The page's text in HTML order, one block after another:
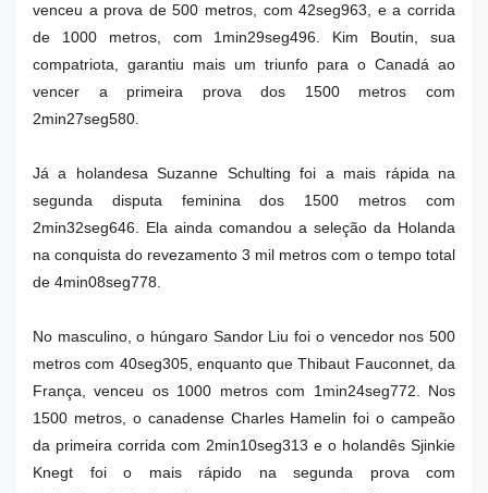
venceu a prova de 500 metros, com 42seg963, e a corrida
de 1000 metros, com 1min29seg496. Kim Boutin, sua
compatriota, garantiu mais um triunfo para o Canadá ao
vencer a primeira prova dos 1500 metros com
2min27seg580.
Já a holandesa Suzanne Schulting foi a mais rápida na
segunda disputa feminina dos 1500 metros com
2min32seg646. Ela ainda comandou a seleção da Holanda
na conquista do revezamento 3 mil metros com o tempo total
de 4min08seg778.
No masculino, o húngaro Sandor Liu foi o vencedor nos 500
metros com 40seg305, enquanto que Thibaut Fauconnet, da
França, venceu os 1000 metros com 1min24seg772. Nos
1500 metros, o canadense Charles Hamelin foi o campeão
da primeira corrida com 2min10seg313 e o holandês Sjinkie
Knegt foi o mais rápido na segunda prova com